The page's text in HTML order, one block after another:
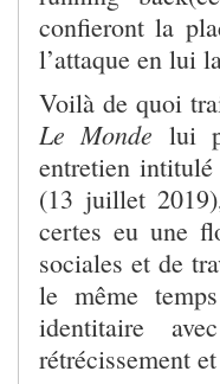
confieront la
l’attaque en lui
Voilà de quoi
Le Monde lui
entretien
(13 juillet
certes eu une
sociales et de
le même
identitaire
rétrécissement